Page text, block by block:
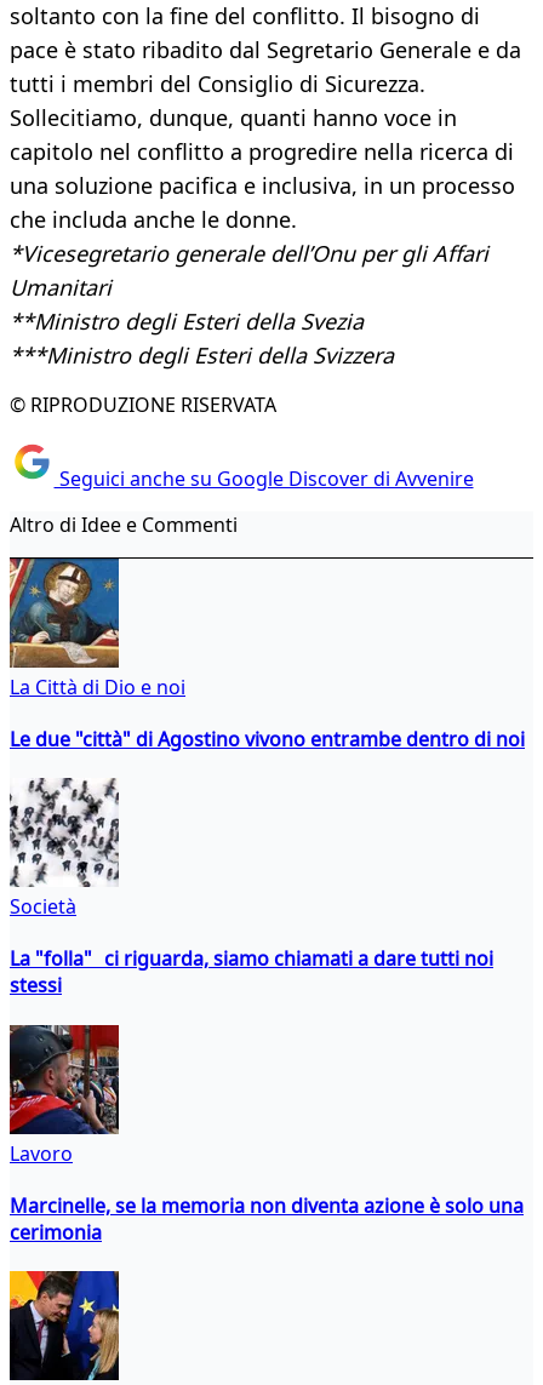
soltanto con la fine del conflitto. Il bisogno di
pace è stato ribadito dal Segretario Generale e da
tutti i membri del Consiglio di Sicurezza.
Sollecitiamo, dunque, quanti hanno voce in
capitolo nel conflitto a progredire nella ricerca di
una soluzione pacifica e inclusiva, in un processo
che includa anche le donne.
*Vicesegretario generale dell’Onu per gli Affari
Umanitari
**Ministro degli Esteri della Svezia
***Ministro degli Esteri della Svizzera
© RIPRODUZIONE RISERVATA
Seguici anche su Google Discover di Avvenire
Altro di Idee e Commenti
La Città di Dio e noi
Le due "città" di Agostino vivono entrambe dentro di noi
Società
La "folla" ci riguarda, siamo chiamati a dare tutti noi
stessi
Lavoro
Marcinelle, se la memoria non diventa azione è solo una
cerimonia